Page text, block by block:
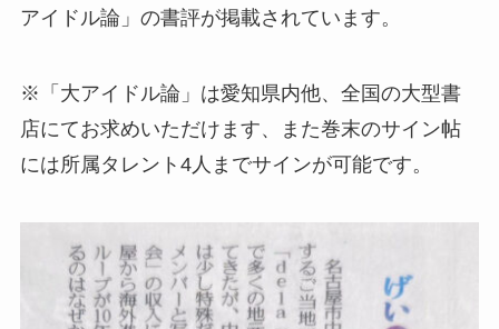
アイドル論」の書評が掲載されています。
※「大アイドル論」は愛知県内他、全国の大型書
店にてお求めいただけます、また巻末のサイン帖
には所属タレント4人までサインが可能です。